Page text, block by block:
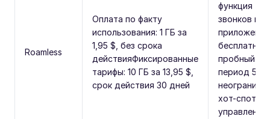
Roamless
Оплата по факту
использования: 1 ГБ за
1,95 $, без срока
действияФиксированные
тарифы: 10 ГБ за 13,95 $,
срок действия 30 дней
функция
звонков в
бесплатный
пробный
период
хот-спот,
управление